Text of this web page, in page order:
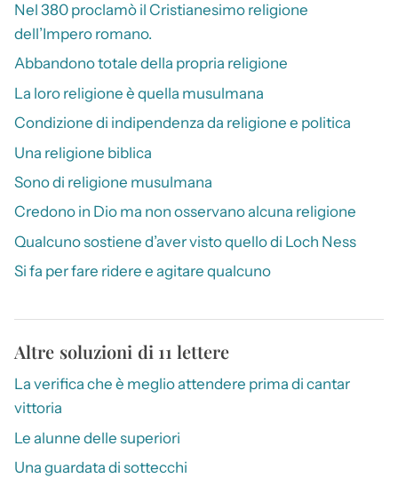
Nel 380 proclamò il Cristianesimo religione
dell’Impero romano.
Abbandono totale della propria religione
La loro religione è quella musulmana
Condizione di indipendenza da religione e politica
Una religione biblica
Sono di religione musulmana
Credono in Dio ma non osservano alcuna religione
Qualcuno sostiene d’aver visto quello di Loch Ness
Si fa per fare ridere e agitare qualcuno
Altre soluzioni di 11 lettere
La verifica che è meglio attendere prima di cantar
vittoria
Le alunne delle superiori
Una guardata di sottecchi